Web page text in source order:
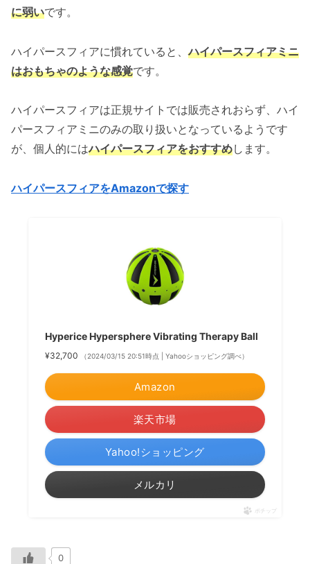
に弱いです。
ハイパースフィアに慣れていると、ハイパースフィアミニ
はおもちゃのような感覚です。
ハイパースフィアは正規サイトでは販売されおらず、ハイ
パースフィアミニのみの取り扱いとなっているようです
が、個人的にはハイパースフィアをおすすめします。
ハイパースフィアをAmazonで探す
Hyperice Hypersphere Vibrating Therapy Ball
¥32,700 （2024/03/15 20:51時点 | Yahooショッピング調べ）
Amazon
楽天市場
Yahoo!ショッピング
メルカリ
ポチップ
0